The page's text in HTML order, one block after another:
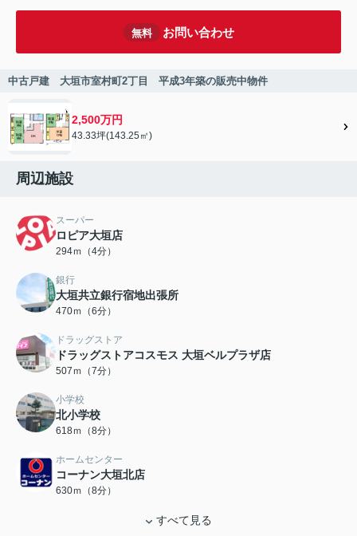
無料 お問い合わせ
中古戸建 大垣市室村町2丁目 平成3年築の販売中物件
2,500万円
43.33坪(143.25㎡)
周辺施設
スーパー
ロピア大垣店
294ｍ（4分）
銀行
大垣共立銀行宿地出張所
470ｍ（6分）
ドラッグストア
ドラッグストアコスモス 大垣ベルプラザ店
507ｍ（7分）
小学校
北小学校
618ｍ（8分）
ホームセンター
コーナン大垣北店
630ｍ（8分）
すべて見る